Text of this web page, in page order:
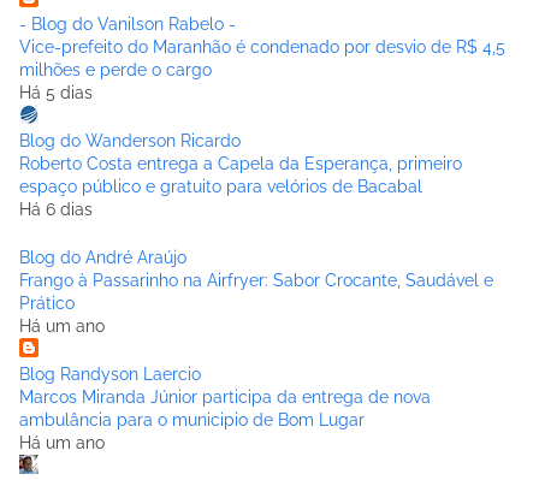
- Blog do Vanilson Rabelo -
Vice-prefeito do Maranhão é condenado por desvio de R$ 4,5
milhões e perde o cargo
Há 5 dias
Blog do Wanderson Ricardo
Roberto Costa entrega a Capela da Esperança, primeiro
espaço público e gratuito para velórios de Bacabal
Há 6 dias
Blog do André Araújo
Frango à Passarinho na Airfryer: Sabor Crocante, Saudável e
Prático
Há um ano
Blog Randyson Laercio
Marcos Miranda Júnior participa da entrega de nova
ambulância para o municipio de Bom Lugar
Há um ano